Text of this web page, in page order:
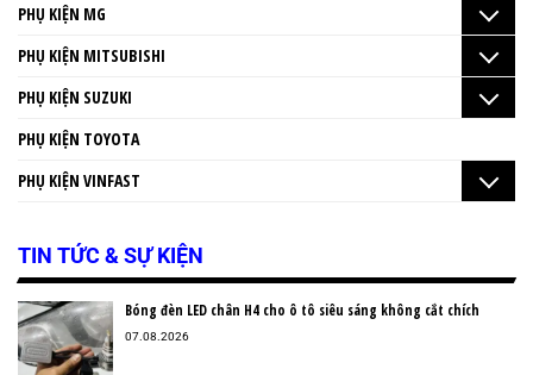
PHỤ KIỆN MG
PHỤ KIỆN MITSUBISHI
PHỤ KIỆN SUZUKI
PHỤ KIỆN TOYOTA
PHỤ KIỆN VINFAST
TIN TỨC & SỰ KIỆN
Bóng đèn LED chân H4 cho ô tô siêu sáng không cắt chích
07.08.2026